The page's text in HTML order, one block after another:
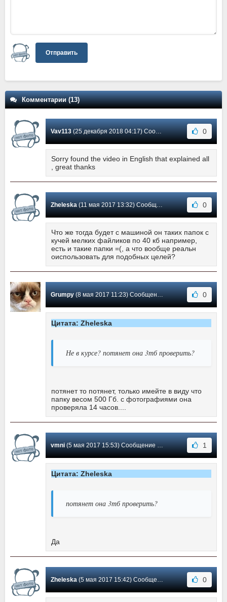
Отправить
Комментарии (13)
Vav113(25 декабря 2018 04:17) Сообщение #13 0
Sorry found the video in English that explained all
, great thanks
Zheleska(11 мая 2017 13:32) Сообщение #12 0
Что же тогда будет с машиной он таких папок с
кучей мелких файликов по 40 кб например,
есть и такие папки =(, а что вообще реальн
оиспользовать для подобных целей?
Grumpy(8 мая 2017 11:23) Сообщение #11 0
Цитата: Zheleska
Не в курсе? потянет она 3тб проверить?
потянет то потянет, только имейте в виду что
папку весом 500 Гб. с фотографиями она
проверяла 14 часов....
vmni(5 мая 2017 15:53) Сообщение #10 1
Цитата: Zheleska
потянет она 3тб проверить?
Да
Zheleska(5 мая 2017 15:42) Сообщение #9 0